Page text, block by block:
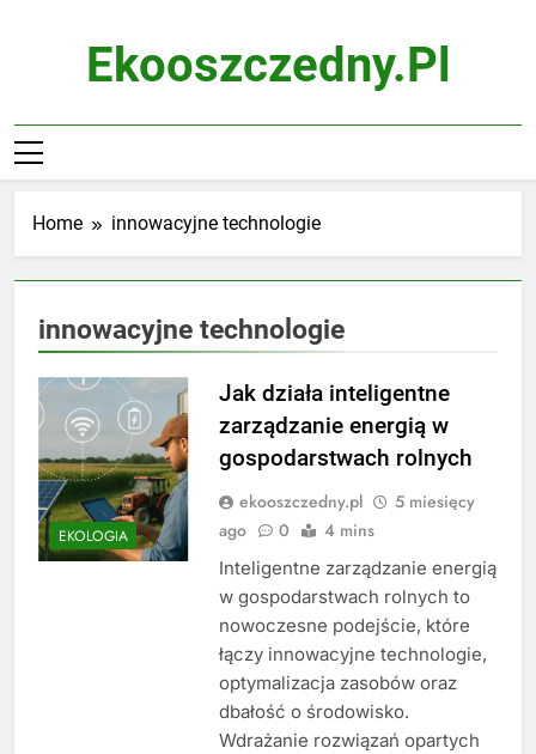
Ekooszczedny.pl
Home innowacyjne technologie
innowacyjne technologie
EKOLOGIA
Jak działa inteligentne
zarządzanie energią w
gospodarstwach rolnych
ekooszczedny.pl
5 miesięcy
ago
0 4 mins
Inteligentne zarządzanie energią
w gospodarstwach rolnych to
nowoczesne podejście, które
łączy innowacyjne technologie,
optymalizacja zasobów oraz
dbałość o środowisko.
Wdrażanie rozwiązań opartych